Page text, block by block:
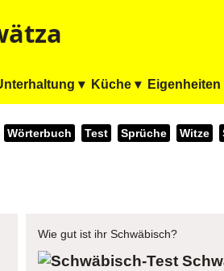
▾ Küche ▾ Eigenheiten
Wörterbuch Test Sprüche Witze
Wie gut ist ihr Schwäbisch?